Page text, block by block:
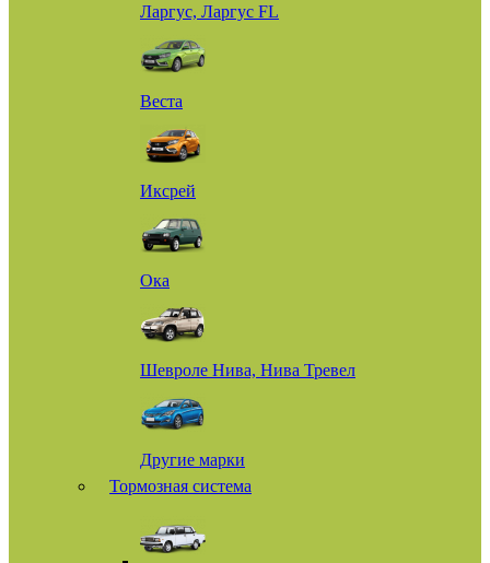
Ларгус, Ларгус FL
Веста
Иксрей
Ока
Шевроле Нива, Нива Тревел
Другие марки
Тормозная система